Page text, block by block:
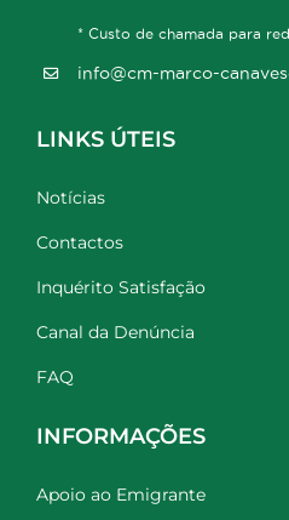
* Custo de chamada para
info@cm-marco-
LINKS ÚTEIS
Notícias
Contactos
Inquérito Satisfação
Canal da Denúncia
FAQ
INFORMAÇÕES
Apoio ao Emigrante